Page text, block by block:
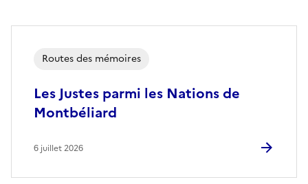
Les Justes parmi les Nations de
Montbéliard
Routes des mémoires
6 juillet 2026